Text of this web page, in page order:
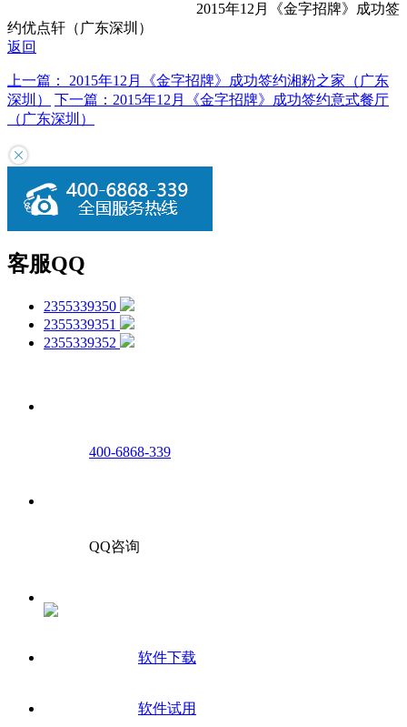
2015年12月《金字招牌》成功签
约优点轩（广东深圳）
返回
上一篇： 2015年12月《金字招牌》成功签约湘粉之家（广东
深圳）
下一篇：2015年12月《金字招牌》成功签约意式餐厅
（广东深圳）
客服QQ
2355339350
2355339351
2355339352
400-6868-339
QQ咨询
软件下载
软件试用